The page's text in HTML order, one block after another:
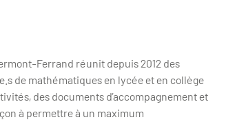
Ferrand réunit depuis 2012 des
de mathématiques en lycée et en collège
des documents d’accompagnement et
à permettre à un maximum